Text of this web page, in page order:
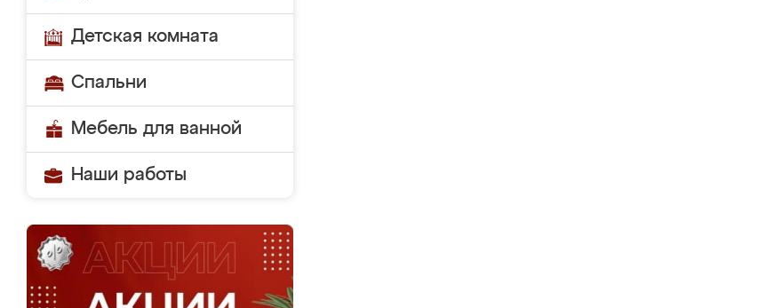
Детская комната
Спальни
Мебель для ванной
Наши работы